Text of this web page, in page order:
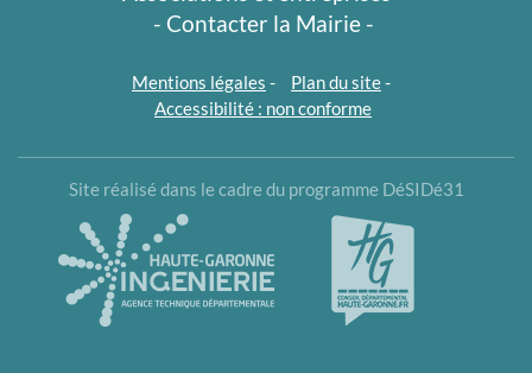
- Contacter la Mairie -
Mentions légales - Plan du site-
Accessibilité : non conforme
Site réalisé dans le cadre du programme DéSIDé31